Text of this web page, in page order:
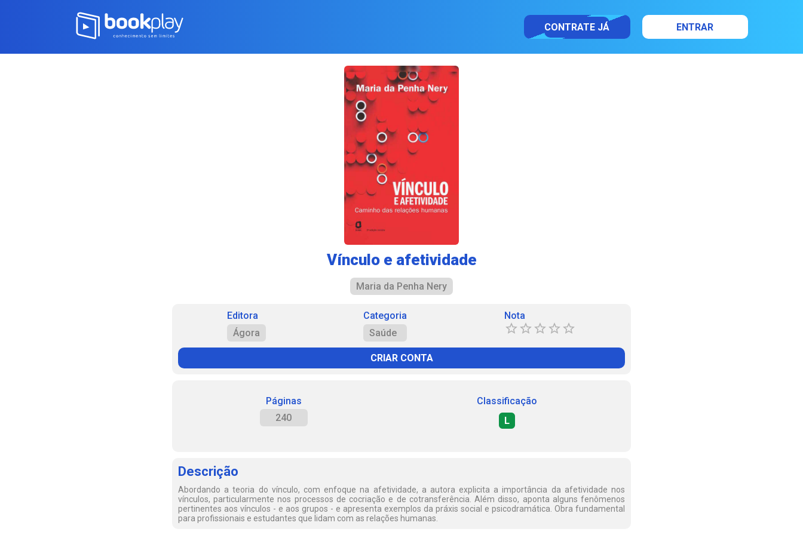
CONTRATE JÁ ENTRAR
Vínculo e afetividade
Maria da Penha Nery
Editora
Ágora
Categoria
Saúde
Nota
CRIAR CONTA
Páginas
240
Classificação
L
Descrição
Abordando a teoria do vínculo, com enfoque na afetividade, a autora explicita a importância da afetividade nos
vínculos, particularmente nos processos de cocriação e de cotransferência. Além disso, aponta alguns fenômenos
pertinentes aos vínculos - e aos grupos - e apresenta exemplos da práxis social e psicodramática. Obra fundamental
para profissionais e estudantes que lidam com as relações humanas.